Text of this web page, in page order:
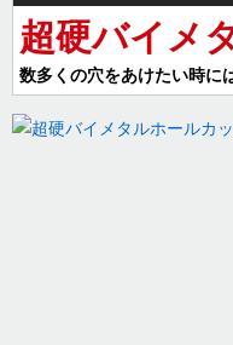
超硬バイメ
数多くの穴をあけたい時に